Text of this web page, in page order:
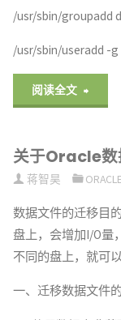
/usr/sbin/groupadd
/usr/sbin/useradd -g
阅读全文
Linux
安
装
关于Oracle数
蒋智昊 ORACLE
数据文件的迁移目
盘上，会增加I/O量
不同的盘上，就可
一、迁移数据文件的